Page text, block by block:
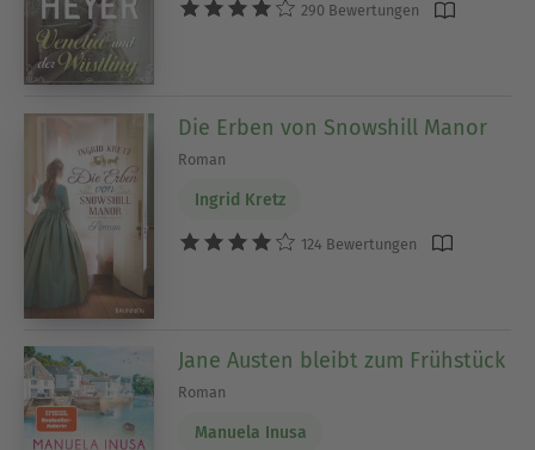
290 Bewertungen
Die Erben von Snowshill Manor
Roman
Ingrid Kretz
124 Bewertungen
Jane Austen bleibt zum Frühstück
Roman
Manuela Inusa